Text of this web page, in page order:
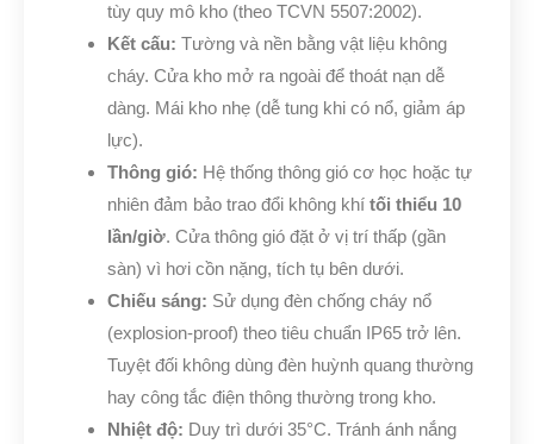
tùy quy mô kho (theo TCVN 5507:2002).
Kết cấu: Tường và nền bằng vật liệu không
cháy. Cửa kho mở ra ngoài để thoát nạn dễ
dàng. Mái kho nhẹ (dễ tung khi có nổ, giảm áp
lực).
Thông gió: Hệ thống thông gió cơ học hoặc tự
nhiên đảm bảo trao đổi không khí tối thiểu 10
lần/giờ. Cửa thông gió đặt ở vị trí thấp (gần
sàn) vì hơi cồn nặng, tích tụ bên dưới.
Chiếu sáng: Sử dụng đèn chống cháy nổ
(explosion-proof) theo tiêu chuẩn IP65 trở lên.
Tuyệt đối không dùng đèn huỳnh quang thường
hay công tắc điện thông thường trong kho.
Nhiệt độ: Duy trì dưới 35°C. Tránh ánh nắng